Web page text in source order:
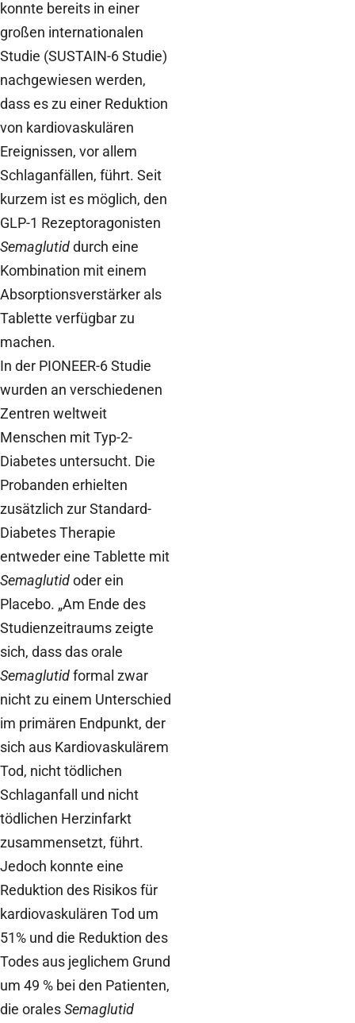
konnte bereits in einer
großen internationalen
Studie (SUSTAIN-6 Studie)
nachgewiesen werden,
dass es zu einer Reduktion
von kardiovaskulären
Ereignissen, vor allem
Schlaganfällen, führt. Seit
kurzem ist es möglich, den
GLP-1 Rezeptoragonisten
Semaglutiddurch eine
Kombination mit einem
Absorptionsverstärker als
Tablette verfügbar zu
machen.
In der PIONEER-6 Studie
wurden an verschiedenen
Zentren weltweit
Menschen mit Typ-2-
Diabetes untersucht. Die
Probanden erhielten
zusätzlich zur Standard-
Diabetes Therapie
entweder eine Tablette mit
Semaglutidoder ein
Placebo. „Am Ende des
Studienzeitraums zeigte
sich, dass das orale
Semaglutidformal zwar
nicht zu einem Unterschied
im primären Endpunkt, der
sich aus Kardiovaskulärem
Tod, nicht tödlichen
Schlaganfall und nicht
tödlichen Herzinfarkt
zusammensetzt, führt.
Jedoch konnte eine
Reduktion des Risikos für
kardiovaskulären Tod um
51% und die Reduktion des
Todes aus jeglichem Grund
um 49 % bei den Patienten,
die oralesSemaglutid